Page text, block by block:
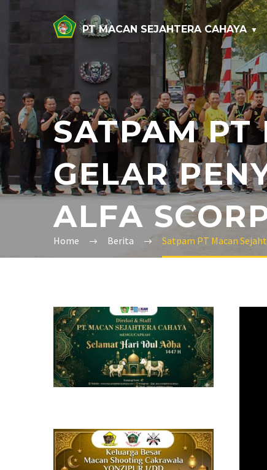
PT MACAN SEJAHTERA CAHAYA
SATPAM PT
GELAR
ALFA
Home Berita Satpam PT Macan